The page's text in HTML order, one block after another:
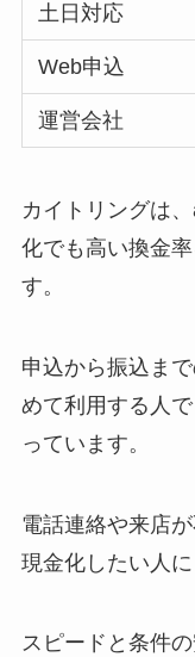
土日対応
Web申込
運営会社
カイトリングは
化でも高い換金
す。
申込から振込ま
めて利用する人
っています。
電話連絡や来店
現金化したい人に
スピードと条件